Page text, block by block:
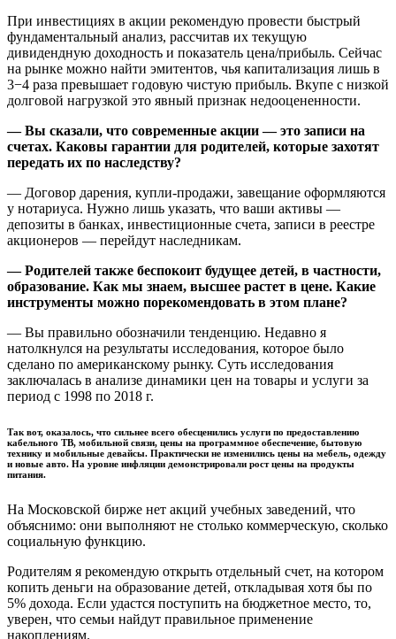
При инвестициях в акции рекомендую провести быстрый
фундаментальный анализ, рассчитав их текущую
дивидендную доходность и показатель цена/прибыль. Сейчас
на рынке можно найти эмитентов, чья капитализация лишь в
3−4 раза превышает годовую чистую прибыль. Вкупе с низкой
долговой нагрузкой это явный признак недооцененности.
— Вы сказали, что современные акции — это записи на
счетах. Каковы гарантии для родителей, которые захотят
передать их по наследству?
— Договор дарения, купли-продажи, завещание оформляются
у нотариуса. Нужно лишь указать, что ваши активы —
депозиты в банках, инвестиционные счета, записи в реестре
акционеров — перейдут наследникам.
— Родителей также беспокоит будущее детей, в частности,
образование. Как мы знаем, высшее растет в цене. Какие
инструменты можно порекомендовать в этом плане?
— Вы правильно обозначили тенденцию. Недавно я
натолкнулся на результаты исследования, которое было
сделано по американскому рынку. Суть исследования
заключалась в анализе динамики цен на товары и услуги за
период с 1998 по 2018 г.
Так вот, оказалось, что сильнее всего обесценились услуги по предоставлению
кабельного ТВ, мобильной связи, цены на программное обеспечение, бытовую
технику и мобильные девайсы. Практически не изменились цены на мебель, одежду
и новые авто. На уровне инфляции демонстрировали рост цены на продукты
питания.
На Московской бирже нет акций учебных заведений, что
объяснимо: они выполняют не столько коммерческую, сколько
социальную функцию.
Родителям я рекомендую открыть отдельный счет, на котором
копить деньги на образование детей, откладывая хотя бы по
5% дохода. Если удастся поступить на бюджетное место, то,
уверен, что семьи найдут правильное применение
накоплениям.